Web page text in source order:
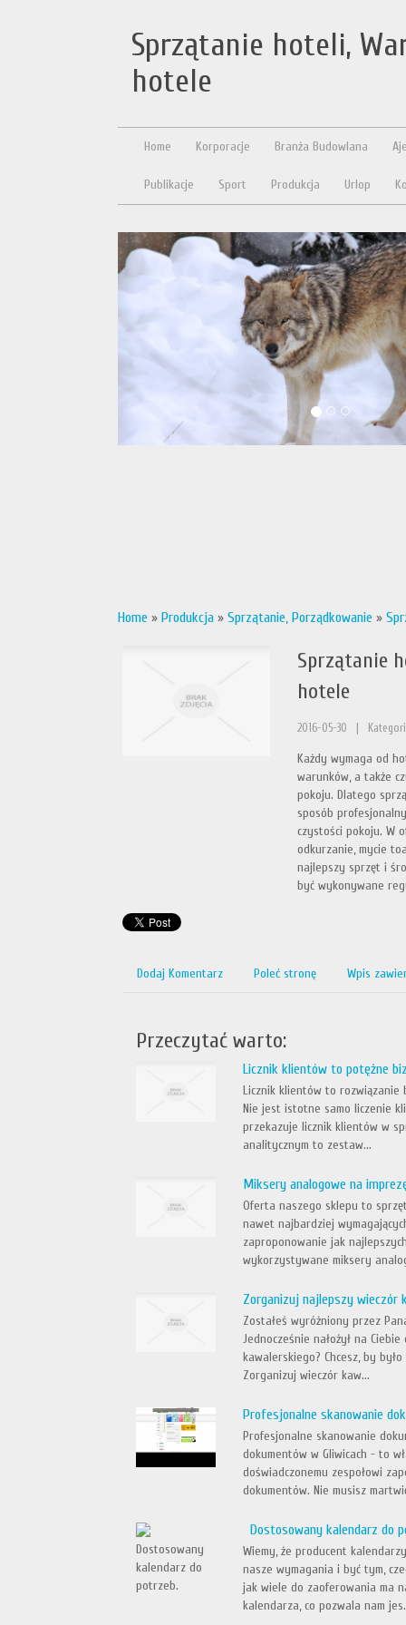
Sprzątanie hoteli,
hotele
Home Korporacje Branża Budowlana
Publikacje Sport Produkcja Urlop
Home » Produkcja » Sprzątanie, Porządkowanie »
Sprzątanie
hotele
2016-05-30
Każdy wymaga od
warunków, a także
pokoju. Dlatego
sposób
czystości pokoju. W
odkurzanie, mycie
najlepszy sprzęt i
być wykonywane
Dodaj Komentarz Poleć stronę Wpis
Przeczytać warto:
Licznik klientów to potężne
Licznik klientów to rozwiązanie
Nie jest istotne samo liczenie
przekazuje licznik klientów w
analitycznym to zestaw...
Miksery analogowe na
Oferta naszego sklepu to
nawet najbardziej
zaproponowanie jak
wykorzystywane miksery
Zorganizuj najlepszy wieczór
Zostałeś wyróżniony przez
Jednocześnie nałożył na
kawalerskiego? Chcesz, by
Zorganizuj wieczór kaw...
Profesjonalne skanowanie
Profesjonalne skanowanie
dokumentów w Gliwicach - to
doświadczonemu zespołowi
dokumentów. Nie musisz
Dostosowany kalendarz do
Wiemy, że producent
nasze wymagania i być tym,
jak wiele do zaoferowania ma
kalendarza, co pozwala nam